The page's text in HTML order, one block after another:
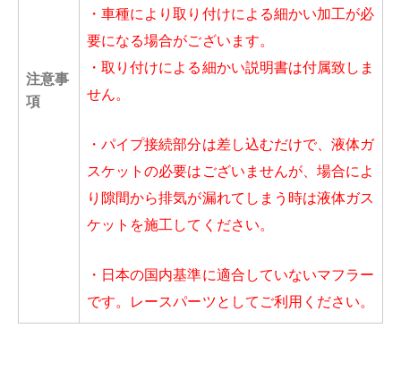
注意事
項
・車種により取り付けによる細かい加工が必
要になる場合がございます。
・取り付けによる細かい説明書は付属致しま
せん。
・パイプ接続部分は差し込むだけで、液体ガ
スケットの必要はございませんが、場合によ
り隙間から排気が漏れてしまう時は液体ガス
ケットを施工してください。
・日本の国内基準に適合していないマフラー
です。レースパーツとしてご利用ください。